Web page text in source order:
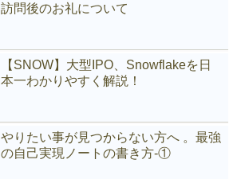
訪問後のお礼について
【SNOW】大型IPO、Snowflakeを日
本一わかりやすく解説！
やりたい事が見つからない方へ 。最強
の自己実現ノートの書き方-①